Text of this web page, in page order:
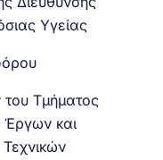
Υγείας
Τμήματος
Έργων και